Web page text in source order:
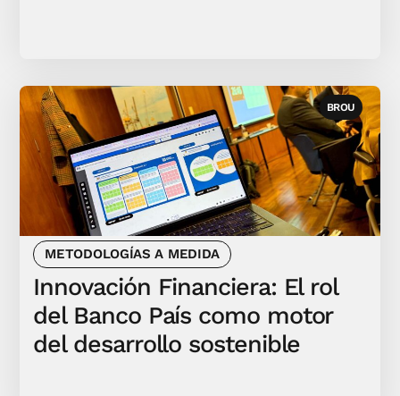
BROU
METODOLOGÍAS A MEDIDA
Innovación Financiera: El rol
del Banco País como motor
del desarrollo sostenible